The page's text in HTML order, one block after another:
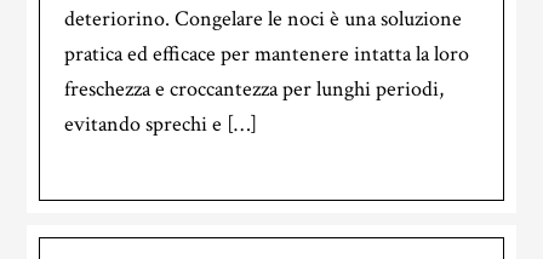
deteriorino. Congelare le noci è una soluzione
pratica ed efficace per mantenere intatta la loro
freschezza e croccantezza per lunghi periodi,
evitando sprechi e […]